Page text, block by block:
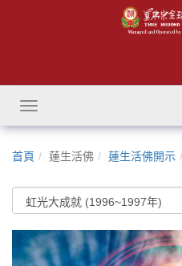
Toggle
navigation
首頁 蓮生活佛 蓮生活佛開示